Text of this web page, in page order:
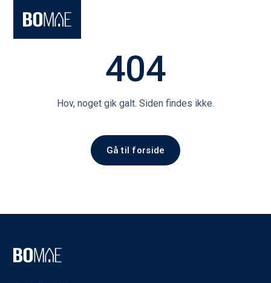
404
Hov, noget gik galt. Siden findes ikke.
Gå til forside